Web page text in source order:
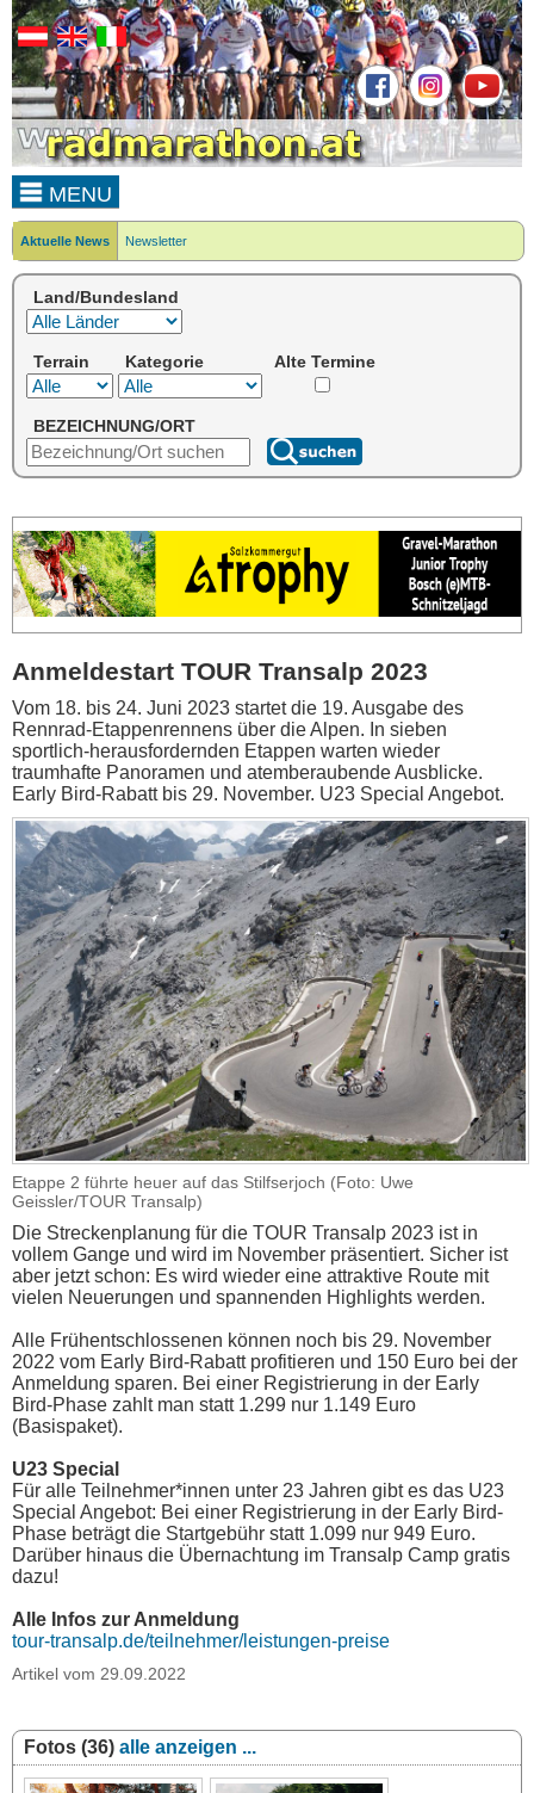
MENU
Aktuelle News Newsletter
Land/Bundesland
Terrain Kategorie Alte Termine
BEZEICHNUNG/ORT
Anmeldestart TOUR Transalp 2023
Vom 18. bis 24. Juni 2023 startet die 19. Ausgabe des
Rennrad-Etappenrennens über die Alpen. In sieben
sportlich-herausfordernden Etappen warten wieder
traumhafte Panoramen und atemberaubende Ausblicke.
Early Bird-Rabatt bis 29. November. U23 Special Angebot.
Etappe 2 führte heuer auf das Stilfserjoch (Foto: Uwe
Geissler/TOUR Transalp)
Die Streckenplanung für die TOUR Transalp 2023 ist in
vollem Gange und wird im November präsentiert. Sicher ist
aber jetzt schon: Es wird wieder eine attraktive Route mit
vielen Neuerungen und spannenden Highlights werden.
Alle Frühentschlossenen können noch bis 29. November
2022 vom Early Bird-Rabatt profitieren und 150 Euro bei der
Anmeldung sparen. Bei einer Registrierung in der Early
Bird-Phase zahlt man statt 1.299 nur 1.149 Euro
(Basispaket).
U23 Special
Für alle Teilnehmer*innen unter 23 Jahren gibt es das U23
Special Angebot: Bei einer Registrierung in der Early Bird-
Phase beträgt die Startgebühr statt 1.099 nur 949 Euro.
Darüber hinaus die Übernachtung im Transalp Camp gratis
dazu!
Alle Infos zur Anmeldung
tour-transalp.de/teilnehmer/leistungen-preise
Artikel vom 29.09.2022
Fotos (36) alle anzeigen ...